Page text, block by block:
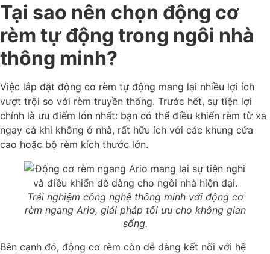
Tại sao nên chọn động cơ
rèm tự động trong ngôi nhà
thông minh?
Việc lắp đặt động cơ rèm tự động mang lại nhiều lợi ích
vượt trội so với rèm truyền thống. Trước hết, sự tiện lợi
chính là ưu điểm lớn nhất: bạn có thể điều khiển rèm từ xa
ngay cả khi không ở nhà, rất hữu ích với các khung cửa
cao hoặc bộ rèm kích thước lớn.
Trải nghiệm công nghệ thông minh với động cơ
rèm ngang Ario, giải pháp tối ưu cho không gian
sống.
Bên cạnh đó, động cơ rèm còn dễ dàng kết nối với hệ